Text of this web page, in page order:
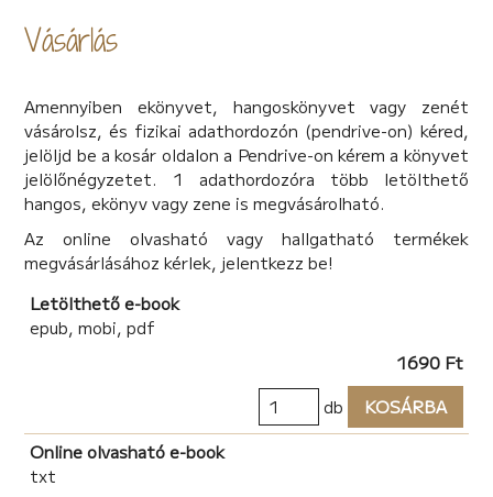
történet, ja, és még mielőtt elfelejtjük: egy
szerencsét hozó pókról is olvashatunk. Nem kell
kifejezetten barátságos, segítőkész! Ó, és ott van
még Csivi és Csirri, aki két hangos, picike, aranyos kis…
De tudjátok mit? Ezt sem áruljuk el, hogy kik ők!
Pigniczki Ágnes tizenöt meséjét szívből ajánljuk
kicsiknek és nagyoknak egyaránt!
Vásárlás
Amennyiben ekönyvet, hangoskönyvet vagy zenét
vásárolsz, és fizikai adathordozón (pendrive-on) kéred,
jelöljd be a kosár oldalon a Pendrive-on kérem a könyvet
jelölőnégyzetet. 1 adathordozóra több letölthető
hangos, ekönyv vagy zene is megvásárolható.
Az online olvasható vagy hallgatható termékek
megvásárlásához kérlek, jelentkezz be!
Letölthető e-book
epub, mobi, pdf
1690 Ft
db
KOSÁRBA
Online olvasható e-book
txt